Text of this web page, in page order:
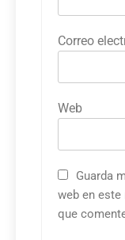
Correo
Web
Guarda
web en este
que